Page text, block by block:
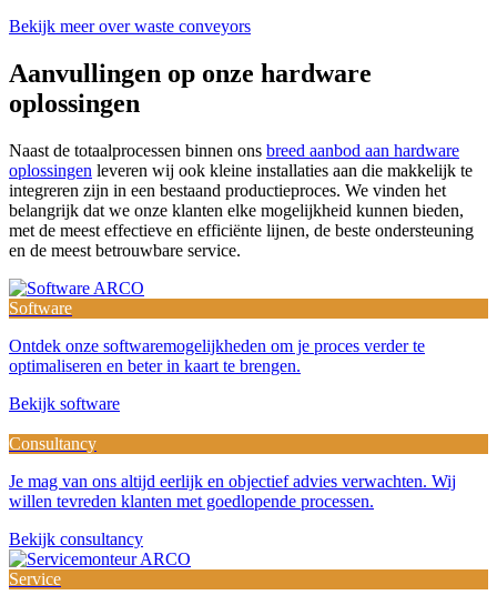
Bekijk meer over waste conveyors
Aanvullingen op onze hardware
oplossingen
Naast de totaalprocessen binnen ons breed aanbod aan hardware
oplossingen leveren wij ook kleine installaties aan die makkelijk te
integreren zijn in een bestaand productieproces. We vinden het
belangrijk dat we onze klanten elke mogelijkheid kunnen bieden,
met de meest effectieve en efficiënte lijnen, de beste ondersteuning
en de meest betrouwbare service.
Software
Ontdek onze softwaremogelijkheden om je proces verder te
optimaliseren en beter in kaart te brengen.
Bekijk software
Consultancy
Je mag van ons altijd eerlijk en objectief advies verwachten. Wij
willen tevreden klanten met goedlopende processen.
Bekijk consultancy
Service